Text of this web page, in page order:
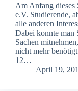
Am Anfang dieses
e.V. Studierende,
alle anderen
Dabei konnte man
Sachen
nicht mehr
12…
April 19,